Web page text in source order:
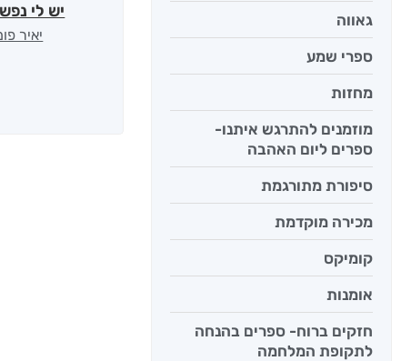
גאווה
ספרי שמע
מחזות
מוזמנים להתרגש איתנו-
ספרים ליום האהבה
סיפורת מתורגמת
מכירה מוקדמת
קומיקס
אומנות
חזקים ברוח- ספרים בהנחה
לתקופת המלחמה
יש לי
יאיר